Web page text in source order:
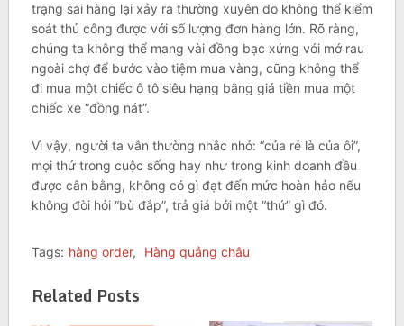
trạng sai hàng lại xảy ra thường xuyên do không thể kiểm
soát thủ công được với số lượng đơn hàng lớn. Rõ ràng,
chúng ta không thể mang vài đồng bạc xứng với mớ rau
ngoài chợ để bước vào tiệm mua vàng, cũng không thể
đi mua một chiếc ô tô siêu hạng bằng giá tiền mua một
chiếc xe “đồng nát”.
Vì vậy, người ta vẫn thường nhắc nhở: “của rẻ là của ôi”,
mọi thứ trong cuộc sống hay như trong kinh doanh đều
được cân bằng, không có gì đạt đến mức hoàn hảo nếu
không đòi hỏi “bù đắp”, trả giá bởi một “thứ” gì đó.
Tags: hàng order, Hàng quảng châu
Related Posts